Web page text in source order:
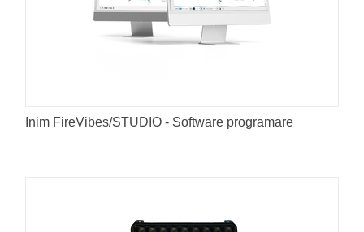
Inim FireVibes/STUDIO - Software programare